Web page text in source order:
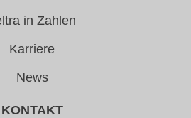
in Zahlen
Karriere
News
KONTAKT